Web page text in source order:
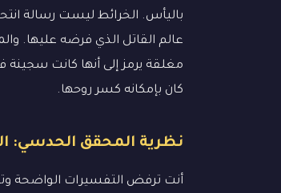
باليأس. الخرائط ليست رسالة
عالم القاتل الذي فرضه عليها.
مغلقة يرمز إلى أنها كانت
كان بإمكانه كسر روحها.
نظرية المحقق الحدسي:
أنت ترفض التفسيرات الواضحة